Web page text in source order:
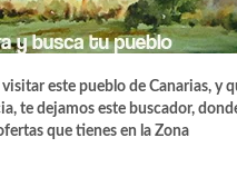
este pueblo de Canarias, y
te dejamos este buscador,
que tienes en la Zona